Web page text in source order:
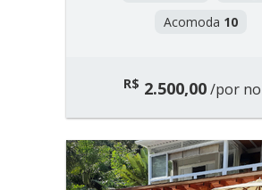
Acomoda 10
R$ 2.500,00/por